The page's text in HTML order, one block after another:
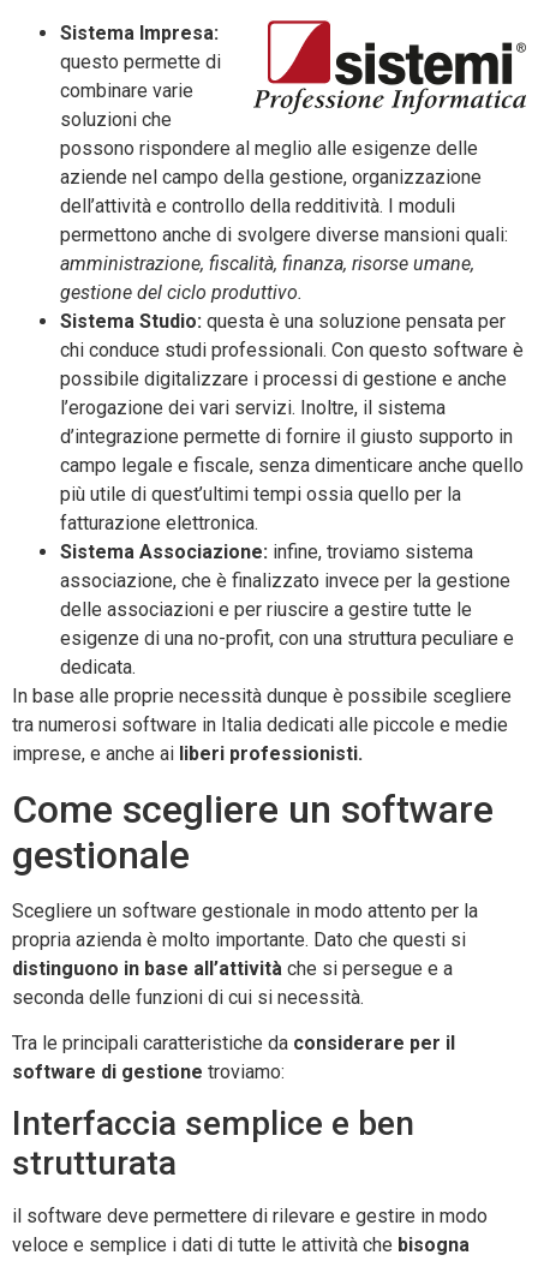
Sistema Impresa:
questo permette di
combinare varie
soluzioni che
possono rispondere al meglio alle esigenze delle
aziende nel campo della gestione, organizzazione
dell’attività e controllo della redditività. I moduli
permettono anche di svolgere diverse mansioni quali:
amministrazione, fiscalità, finanza, risorse umane,
gestione del ciclo produttivo.
Sistema Studio: questa è una soluzione pensata per
chi conduce studi professionali. Con questo software è
possibile digitalizzare i processi di gestione e anche
l’erogazione dei vari servizi. Inoltre, il sistema
d’integrazione permette di fornire il giusto supporto in
campo legale e fiscale, senza dimenticare anche quello
più utile di quest’ultimi tempi ossia quello per la
fatturazione elettronica.
Sistema Associazione: infine, troviamo sistema
associazione, che è finalizzato invece per la gestione
delle associazioni e per riuscire a gestire tutte le
esigenze di una no-profit, con una struttura peculiare e
dedicata.
In base alle proprie necessità dunque è possibile scegliere
tra numerosi software in Italia dedicati alle piccole e medie
imprese, e anche ai liberi professionisti.
Come scegliere un software
gestionale
Scegliere un software gestionale in modo attento per la
propria azienda è molto importante. Dato che questi si
distinguono in base all’attività che si persegue e a
seconda delle funzioni di cui si necessità.
Tra le principali caratteristiche da considerare per il
software di gestione troviamo:
Interfaccia semplice e ben
strutturata
il software deve permettere di rilevare e gestire in modo
veloce e semplice i dati di tutte le attività che bisogna